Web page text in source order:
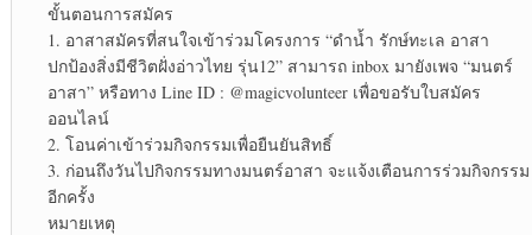
ขั้นตอนการสมัคร
1. อาสาสมัครที่สนใจเข้าร่วมโครงการ “ดำน้ำ รักษ์ทะเล อาสา
ปกป้องสิ่งมีชีวิตฝั่งอ่าวไทย รุ่น12” สามารถ inbox มายังเพจ “มนตร์
อาสา” หรือทาง Line ID : @magicvolunteer เพื่อขอรับใบสมัคร
ออนไลน์
2. โอนค่าเข้าร่วมกิจกรรมเพื่อยืนยันสิทธิ์
3. ก่อนถึงวันไปกิจกรรมทางมนตร์อาสา จะแจ้งเตือนการร่วมกิจกรรม
อีกครั้ง
หมายเหตุ